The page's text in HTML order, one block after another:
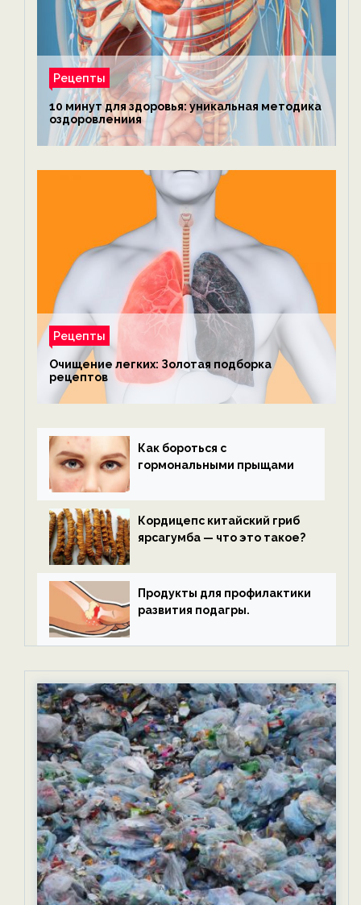
Рецепты
10 минут для здоровья: уникальная методика
оздоровлениия
Рецепты
Очищение легких: Золотая подборка
рецептов
Как бороться с
гормональными прыщами
Кордицепс китайский гриб
ярсагумба — что это такое?
Продукты для профилактики
развития подагры.